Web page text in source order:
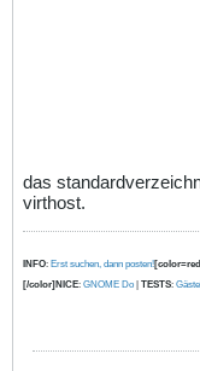
das
virthost.
INFO: Erst suchen, dann posten!
[/color]NICE: GNOME Do | TESTS: